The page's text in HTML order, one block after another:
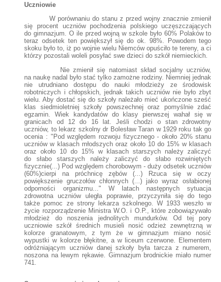
Uczniowie
W porównaniu do stanu z przed wojny znacznie zmienił
się procent uczniów pochodzenia polskiego uczęszczających
do gimnazjum. O ile przed wojną w szkole było 60% Polaków to
teraz odsetek ten powiększył się do ok. 98%. Powodem tego
skoku było to, iż po wojnie wielu Niemców opuściło te tereny, a ci
którzy pozostali woleli posyłać swe dzieci do szkół niemieckich.
Nie zmienił się natomiast skład socjalny uczniów,
na naukę nadal było stać tylko zamożne rodziny. Niemniej jednak
nie utrudniano dostępu do nauki młodzieży ze środowisk
robotniczych i chłopskich, jednak takich uczniów nie było zbyt
wielu. Aby dostać się do szkoły należało mieć ukończone sześć
klas siedmioletniej szkoły powszechnej oraz pomyślnie zdać
egzamin. Wiek kandydatów do klasy pierwszej wahał się w
granicach od 12 do 16 lat. Jeśli chodzi o stan zdrowotny
uczniów, to lekarz szkolny dr Bolesław Taran w 1929 roku tak go
ocenia : "Pod względem rozwoju fizycznego - około 20% stanu
uczniów w klasach młodszych oraz około 10 do 15% w klasach
oraz około 10 do 15% w klasach starszych należy zaliczyć
do słabo starszych należy zaliczyć do słabo rozwiniętych
fizycznie(...) Pod względem chorobowym - duży odsetek uczniów
(60%)cierpi na próchnicę zębów (...) Rzuca się w oczy
powiększenie gruczołów chłonnych (...) jako wyraz osłabionej
odporności organizmu..." W latach następnych sytuacja
zdrowotna uczniów uległa poprawie, przyczyniła się do tego
także pomoc ze strony lekarza szkolnego. W 1933 weszło w
życie rozporządzenie Ministra W.O. i O.P., które zobowiązywało
młodzież do noszenia jednolitych mundurków. Od tej pory
uczniowie szkół średnich musieli nosić odzież zewnętrzną w
kolorze granatowym, z tym że w gimnazjum miano nosić
wypustki w kolorze błękitne, a w liceum czerwone. Elementem
odróżniającym uczniów danej szkoły była tarcza z numerem,
noszona na lewym rękawie. Gimnazjum brodnickie miało numer
741.